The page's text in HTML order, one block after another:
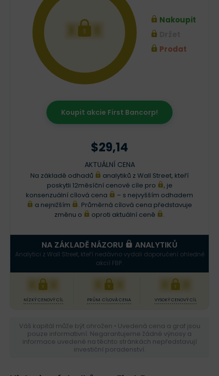
XXX
Nakoupit
Prodat
Koupit akcie First Bancorp!
$29,14
AKTUÁLNÍ CENA
Na základě odhadů
analytiků z Wall Street, kteří
poskytli 12měsíční cenové cíle pro
, je
konsenzuální cílová cena
– s nejvyšším odhadem
a nejnižším
. Průměrná cílová cena představuje
změnu o
oproti aktuální ceně .
NA ZÁKLADĚ NÁZORU ANALYTIKŮ
Analytici z Wall Street, kteří nedávno vydali doporučení ohledně
akcií FBP.
XXX
NÍZKÝ CENOVÝ CÍL
XXX
PRŮM. CÍLOVÁ CENA
XXX
VYSOKÝ CENOVÝ CÍL
Váš kapitál může být ohrožen • Uvedená cena a graf jsou
pouze informativní. Negarantujeme žádné výnosy a
informace uvedené na těchto stránkách nepředstavují
investiční poradenství.